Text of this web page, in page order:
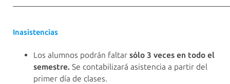
Inasistencias
Los alumnos podrán faltar sólo 3 veces en todo el
semestre. Se contabilizará asistencia a partir del
primer día de clases.